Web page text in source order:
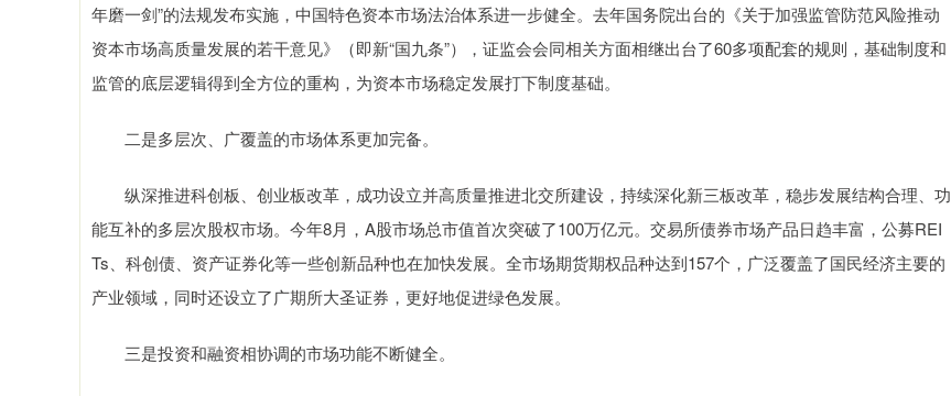
年磨一剑”的法规发布实施，中国特色资本市场法治体系进一步健全。去年国务院出台的《关于加强监管防范风险推动
资本市场高质量发展的若干意见》（即新“国九条”），证监会会同相关方面相继出台了60多项配套的规则，基础制度和
监管的底层逻辑得到全方位的重构，为资本市场稳定发展打下制度基础。
二是多层次、广覆盖的市场体系更加完备。
纵深推进科创板、创业板改革，成功设立并高质量推进北交所建设，持续深化新三板改革，稳步发展结构合理、功
能互补的多层次股权市场。今年8月，A股市场总市值首次突破了100万亿元。交易所债券市场产品日趋丰富，公募REI
Ts、科创债、资产证券化等一些创新品种也在加快发展。全市场期货期权品种达到157个，广泛覆盖了国民经济主要的
产业领域，同时还设立了广期所大圣证券，更好地促进绿色发展。
三是投资和融资相协调的市场功能不断健全。